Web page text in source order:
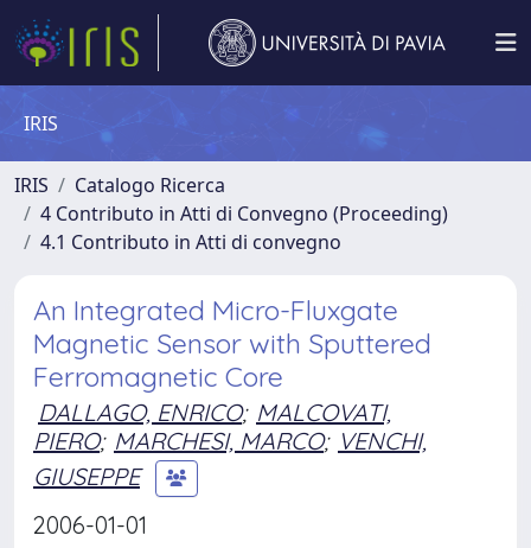
IRIS
IRIS
Catalogo Ricerca
4 Contributo in Atti di Convegno (Proceeding)
4.1 Contributo in Atti di convegno
An Integrated Micro-Fluxgate
Magnetic Sensor with Sputtered
Ferromagnetic Core
DALLAGO, ENRICO; MALCOVATI,
PIERO; MARCHESI, MARCO; VENCHI,
GIUSEPPE
2006-01-01